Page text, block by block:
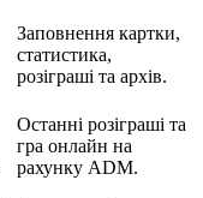
Заповнення картки,
статистика,
розіграші та архів.
Останні розіграші та
гра онлайн на
рахунку ADM.